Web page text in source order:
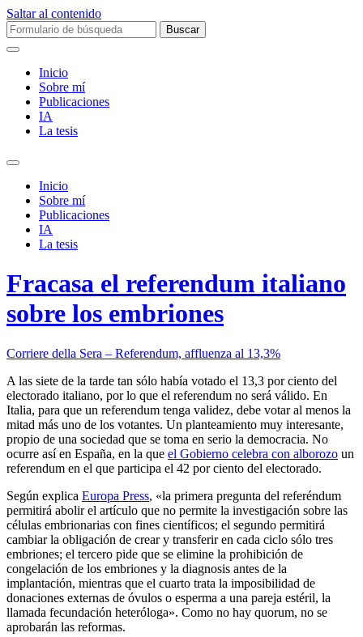
Saltar al contenido
Buscar:
Inicio
Sobre mí­
Publicaciones
IA
La tesis
Alternar
campo
búsqueda
Inicio
Sobre mí­
Publicaciones
IA
La tesis
Fracasa el referendum italiano
sobre los embriones
Corriere della Sera – Referendum, affluenza al 13,3%
A las siete de la tarde tan sólo había votado el 13,3 por ciento del
electorado italiano, por lo que el referendum no será válido. En
Italia, para que un referendum tenga validez, debe votar al menos la
mitad más uno de los votantes. Un planteamiento muy interesante,
propio de una sociedad que se toma en serio la democracia. No
ocurre así en España, en la que el Gobierno celebra con alborozo un
referendum en el que participa el 42 por ciento del electorado.
Según explica Europa Press, «la primera pregunta del referéndum
permitirá abolir el artículo que no permite la investigación sobre las
células embrionarias con fines científicos; el segundo permitirá
cambiar la obligación de crear y transferir en cada ciclo sólo tres
embriones; el tercero pide que se elimine la prohibición de
congelación de los embriones y la diagnosis antes de la
implantación, mientras que el cuarto trata la imposibilidad de
donaciones externas de óvulos o esperma a una pareja estéril, la
llamada fecundación heteróloga». Como no hay quorum, no se
aprobarán las reformas.